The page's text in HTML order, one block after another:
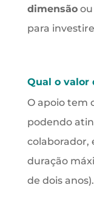
dimensãoou
para
Qual o valor
O apoio tem
podendo
colaborador,
duração
de dois anos).